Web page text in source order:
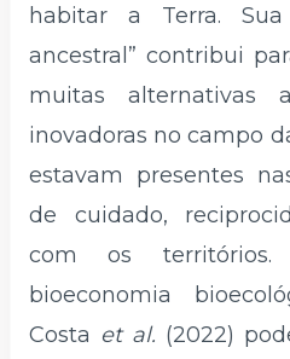
habitar a Terra.
ancestral” contribui
muitas alternativas
inovadoras no campo
estavam presentes
de cuidado,
com os
bioeconomia
Costa et al. (2022)